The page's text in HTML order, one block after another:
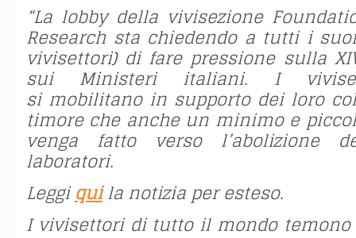
“La lobby della vivisezione
Research sta chiedendo a tutti i
vivisettori) di fare pressione sulla
sui Ministeri italiani. I
si mobilitano in supporto dei loro
timore che anche un minimo e
venga fatto verso l’abolizione
laboratori.
Leggiquila notizia per esteso.
I vivisettori di tutto il mondo